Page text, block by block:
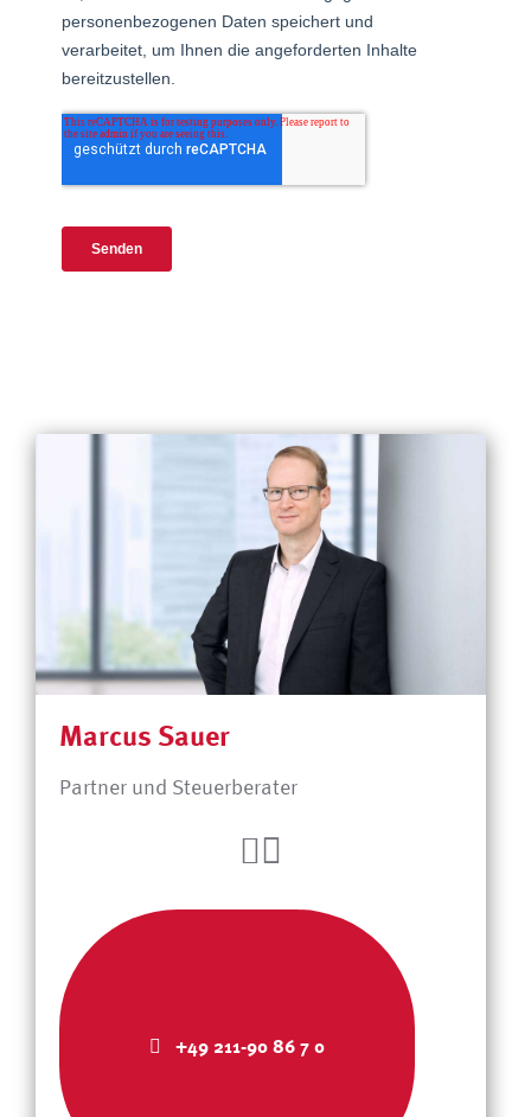
Marcus Sauer
Partner und Steuerberater
+49 211-90 86 7 0